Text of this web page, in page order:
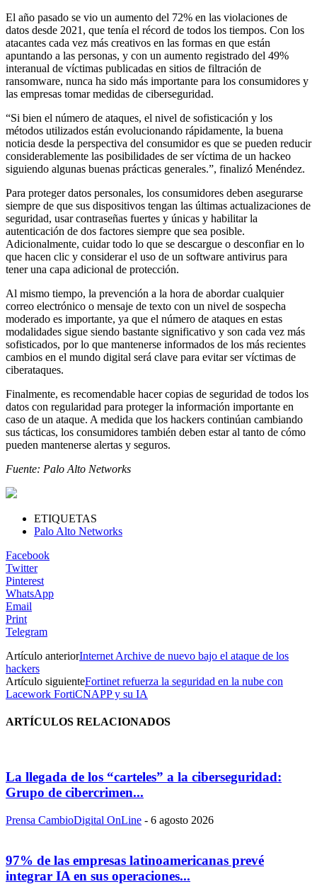
El año pasado se vio un aumento del 72% en las violaciones de
datos desde 2021, que tenía el récord de todos los tiempos. Con los
atacantes cada vez más creativos en las formas en que están
apuntando a las personas, y con un aumento registrado del 49%
interanual de víctimas publicadas en sitios de filtración de
ransomware, nunca ha sido más importante para los consumidores y
las empresas tomar medidas de ciberseguridad.
“Si bien el número de ataques, el nivel de sofisticación y los
métodos utilizados están evolucionando rápidamente, la buena
noticia desde la perspectiva del consumidor es que se pueden reducir
considerablemente las posibilidades de ser víctima de un hackeo
siguiendo algunas buenas prácticas generales.”, finalizó Menéndez.
Para proteger datos personales, los consumidores deben asegurarse
siempre de que sus dispositivos tengan las últimas actualizaciones de
seguridad, usar contraseñas fuertes y únicas y habilitar la
autenticación de dos factores siempre que sea posible.
Adicionalmente, cuidar todo lo que se descargue o desconfiar en lo
que hacen clic y considerar el uso de un software antivirus para
tener una capa adicional de protección.
Al mismo tiempo, la prevención a la hora de abordar cualquier
correo electrónico o mensaje de texto con un nivel de sospecha
moderado es importante, ya que el número de ataques en estas
modalidades sigue siendo bastante significativo y son cada vez más
sofisticados, por lo que mantenerse informados de los más recientes
cambios en el mundo digital será clave para evitar ser víctimas de
ciberataques.
Finalmente, es recomendable hacer copias de seguridad de todos los
datos con regularidad para proteger la información importante en
caso de un ataque. A medida que los hackers continúan cambiando
sus tácticas, los consumidores también deben estar al tanto de cómo
pueden mantenerse alertas y seguros.
Fuente: Palo Alto Networks
ETIQUETAS
Palo Alto Networks
Facebook
Twitter
Pinterest
WhatsApp
Email
Print
Telegram
Artículo anteriorInternet Archive de nuevo bajo el ataque de los
hackers
Artículo siguienteFortinet refuerza la seguridad en la nube con
Lacework FortiCNAPP y su IA
ARTÍCULOS RELACIONADOS
La llegada de los “carteles” a la ciberseguridad:
Grupo de cibercrimen...
Prensa CambioDigital OnLine - 6 agosto 2026
97% de las empresas latinoamericanas prevé
integrar IA en sus operaciones...